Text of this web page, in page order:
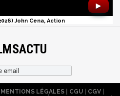
►
John Cena, Action
MENTIONS LÉGALES| CGU| CGV|